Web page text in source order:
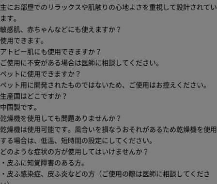
主にお部屋でのリラックスや肌触りの心地よさを重視して設計されてい
ます。
敏感肌、赤ちゃんなどにも使えますか？
使用できます。
アトピー肌にも使用できますか？
ご使用に不安がある場合は医師に相談してください。
ペットに使用できますか？
ペット用に開発されたものではないため、ご使用はお控えください。
生産国はどこですか？
中国製です。
乾燥機を使用しても問題ありませんか？
乾燥機は使用可能です。風合いを損なうおそれがあるため乾燥機を使用
する場合は、低温、短時間の設定にしてください。
どのような症状の方が使用してはいけませんか？
・皮ふに知覚障害のある方。
・皮ふ感染症、皮ふ炎などの方（ご使用の際は医師に相談してくださ